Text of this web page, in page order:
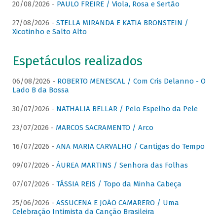
20/08/2026 - PAULO FREIRE / Viola, Rosa e Sertão
27/08/2026 - STELLA MIRANDA E KATIA BRONSTEIN /
Xicotinho e Salto Alto
Espetáculos realizados
06/08/2026 - ROBERTO MENESCAL / Com Cris Delanno - O
Lado B da Bossa
30/07/2026 - NATHALIA BELLAR / Pelo Espelho da Pele
23/07/2026 - MARCOS SACRAMENTO / Arco
16/07/2026 - ANA MARIA CARVALHO / Cantigas do Tempo
09/07/2026 - ÁUREA MARTINS / Senhora das Folhas
07/07/2026 - TÁSSIA REIS / Topo da Minha Cabeça
25/06/2026 - ASSUCENA E JOÃO CAMARERO / Uma
Celebração Intimista da Canção Brasileira